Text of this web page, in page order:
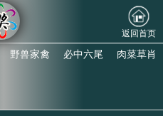
返回首页
野兽家禽 必中六尾 肉菜草肖